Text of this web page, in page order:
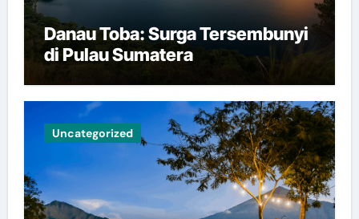
Danau Toba: Surga Tersembunyi
di Pulau Sumatera
Uncategorized